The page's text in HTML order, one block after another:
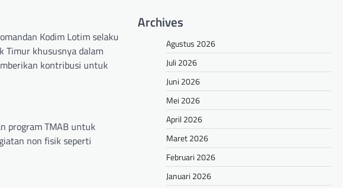
Kodim Lotim selaku
Timur khususnya dalam
kontribusi untuk
program TMAB untuk
non fisik seperti
Archives
Agustus 2026
Juli 2026
Juni 2026
Mei 2026
April 2026
Maret 2026
Februari 2026
Januari 2026